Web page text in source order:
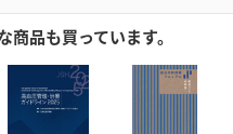
品も買っています。